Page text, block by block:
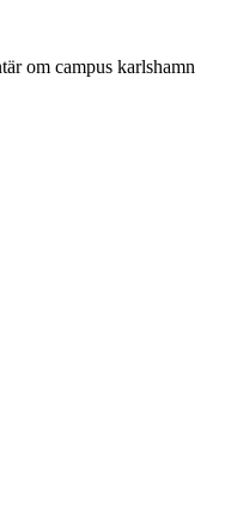
om campus karlshamn